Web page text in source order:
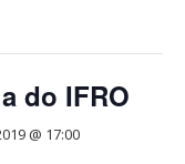
do IFRO
@ 17:00